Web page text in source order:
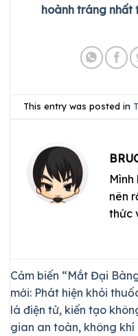
hoành tráng nhất
This entry was posted in
nên
thức
Cảm biến “Mắt Đại
mới: Phát hiện khói
lá điện tử, kiến tạo
gian an toàn, không khí